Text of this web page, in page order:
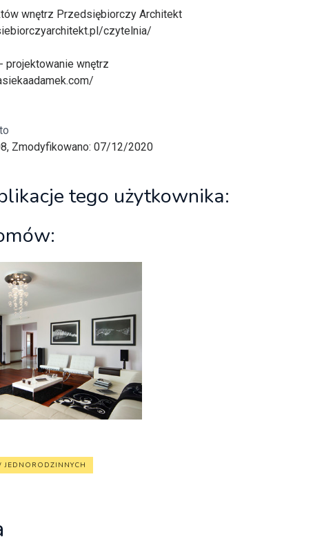
wnętrz Przedsiębiorczy Architekt
czytelnia/
projektowanie wnętrz
Zmodyfikowano: 07/12/2020
tego użytkownika:
JEDNORODZINNYCH